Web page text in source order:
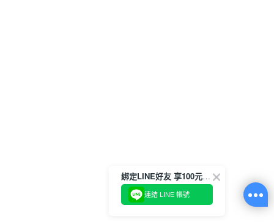
綁定LINE好友 享100元折價券
連結 LINE 帳號